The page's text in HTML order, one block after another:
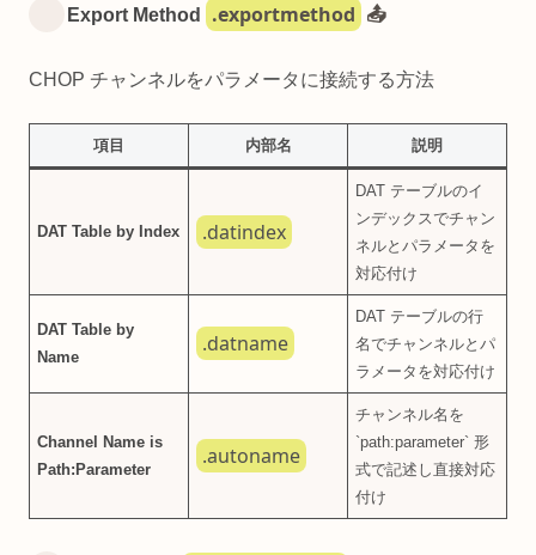
Export Method .exportmethod 📤
CHOP チャンネルをパラメータに接続する方法
項目 内部名 説明
DAT Table by Index .datindex
DAT テーブルのイ
ンデックスでチャン
ネルとパラメータを
対応付け
DAT Table by
Name
.datname
DAT テーブルの行
名でチャンネルとパ
ラメータを対応付け
Channel Name is
Path:Parameter
.autoname
チャンネル名を
`path:parameter` 形
式で記述し直接対応
付け